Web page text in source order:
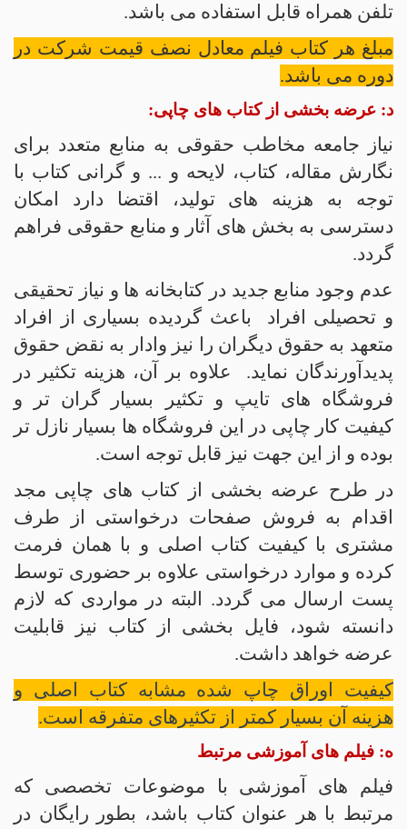
تلفن همراه قابل استفاده می باشد.
مبلغ هر کتاب فیلم معادل نصف قیمت شرکت در
دوره می باشد.
د: عرضه بخشی از کتاب های چاپی:
نیاز جامعه مخاطب حقوقی به منابع متعدد برای
نگارش مقاله، کتاب، لایحه و ... و گرانی کتاب با
توجه به هزینه های تولید، اقتضا دارد امکان
دسترسی به بخش های آثار و منابع حقوقی فراهم
گردد.
عدم وجود منابع جدید در کتابخانه ها و نیاز تحقیقی
و تحصیلی افراد
باعث گردیده بسیاری از افراد
متعهد به حقوق دیگران را نیز وادار به نقض حقوق
پدیدآورندگان نماید.
علاوه بر آن، هزینه تکثیر در
فروشگاه های تایپ و تکثیر بسیار گران تر و
کیفیت کار چاپی در این فروشگاه ها بسیار نازل تر
بوده و از این جهت نیز قابل توجه است.
در طرح عرضه بخشی از کتاب های چاپی مجد
اقدام به فروش صفحات درخواستی از طرف
مشتری با کیفیت کتاب اصلی و با همان فرمت
کرده و موارد درخواستی علاوه بر حضوری توسط
پست ارسال می گردد. البته در مواردی که لازم
دانسته شود، فایل بخشی از کتاب نیز قابلیت
عرضه خواهد داشت.
کیفیت اوراق چاپ شده مشابه کتاب اصلی و
هزینه آن بسیار کمتر از تکثیرهای متفرقه است.
ه: فیلم های آموزشی مرتبط
فیلم های آموزشی با موضوعات تخصصی که
مرتبط با هر عنوان کتاب باشد، بطور رایگان در